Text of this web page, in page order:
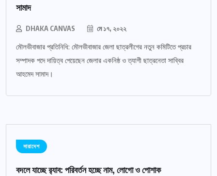
সামাদ
DHAKA CANVAS মে ১৭, ২০২২
মৌলভীবাজার প্রতিনিধি: মৌলভীবাজার জেলা ছাত্রলীগের নতুন কমিটিতে প্রচার
সম্পাদক পদে দায়িত্ব পেয়েছেন জেলার একনিষ্ঠ ও ত্যাগী ছাত্রনেতা সাব্বির
আহমেদ সামাদ।
সারাদেশ
বদলে যাচ্ছে র‌্যাব: পরিবর্তন হচ্ছে নাম, লোগো ও পোশাক